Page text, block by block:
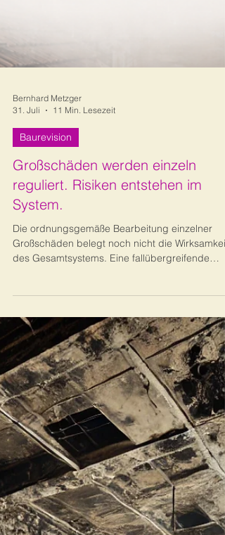
Bernhard Metzger
31. Juli
11 Min. Lesezeit
Baurevision
Großschäden werden einzeln
reguliert. Risiken entstehen im
Großschäden belegt noch nicht die Wirksamkeit
des Gesamtsystems. Eine fallübergreifende
Sonderprüfung macht technische,
und prozessuale Risiken sichtbar.